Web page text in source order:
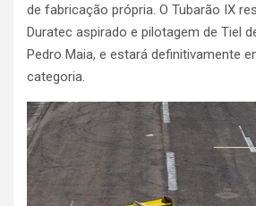
de fabricação própria. O Tubarão IX
Duratec aspirado e pilotagem de Tiel
Pedro Maia, e estará definitivamente
categoria.